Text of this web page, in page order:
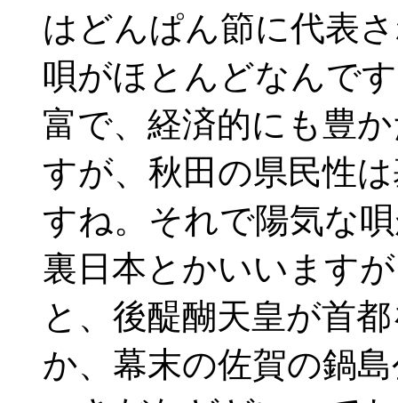
はどんぱん節に代表
唄がほとんどなんで
富で、経済的にも豊
すが、秋田の県民性
すね。それで陽気な
裏日本とかいいます
と、後醍醐天皇が首
か、幕末の佐賀の鍋